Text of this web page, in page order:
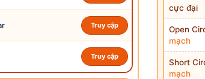
Truy cập
Truy cập
cực đại
Open
mạch
Short
mạch